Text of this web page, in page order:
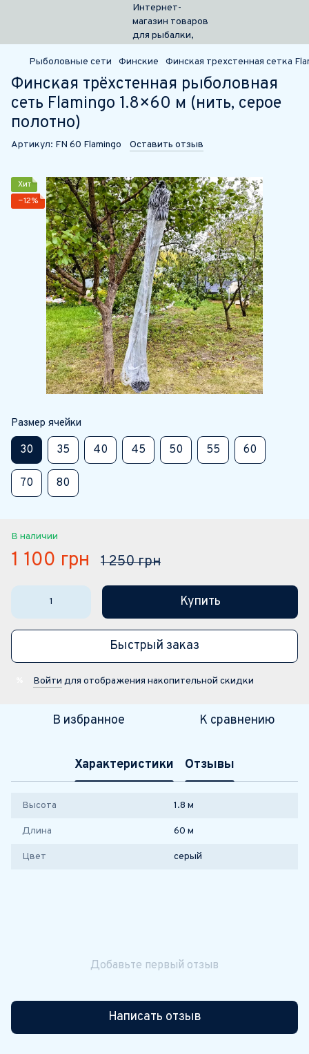
Рыболовные сети Финские Финская трехстенная сетка
Финская трёхстенная рыболовная
сеть Flamingo 1.8×60 м (нить, серое
полотно)
Артикул: FN 60 Flamingo Оставить отзыв
Хит
−12%
Размер ячейки
30 35 40 45 50 55 60
70 80
В наличии
1 100 грн 1 250 грн
Купить
Быстрый заказ
Войти для отображения накопительной скидки
В избранное К сравнению
Характеристики Отзывы
Высота 1.8 м
Длина 60 м
Цвет серый
Добавьте первый отзыв
Написать отзыв